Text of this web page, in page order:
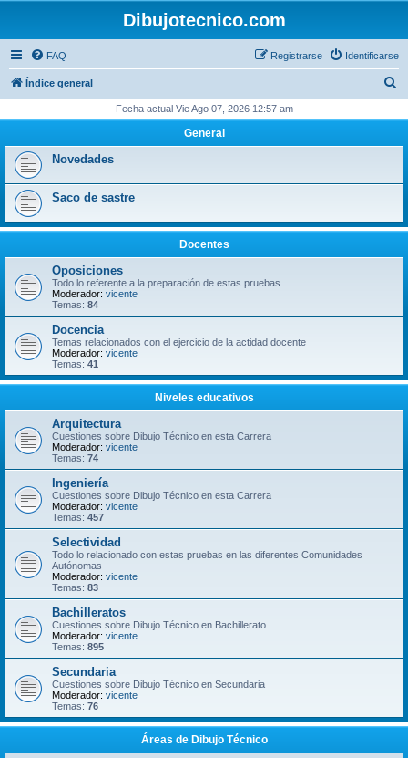
Dibujotecnico.com
FAQ Identificarse
Registrarse
Índice general
c
Fecha actual Vie Ago 07, 2026 12:57 am
General
Novedades
Saco de sastre
Docentes
Oposiciones
Todo lo referente a la preparación de estas pruebas
Moderador: vicente
Temas: 84
Docencia
Temas relacionados con el ejercicio de la actidad docente
Moderador: vicente
Temas: 41
Niveles educativos
Arquitectura
Cuestiones sobre Dibujo Técnico en esta Carrera
Moderador: vicente
Temas: 74
Ingeniería
Cuestiones sobre Dibujo Técnico en esta Carrera
Moderador: vicente
Temas: 457
Selectividad
Todo lo relacionado con estas pruebas en las diferentes Comunidades
Autónomas
Moderador: vicente
Temas: 83
Bachilleratos
Cuestiones sobre Dibujo Técnico en Bachillerato
Moderador: vicente
Temas: 895
Secundaria
Cuestiones sobre Dibujo Técnico en Secundaria
Moderador: vicente
Temas: 76
Áreas de Dibujo Técnico